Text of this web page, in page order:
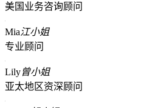
美国业务咨询顾问
Mia江小姐
专业顾问
Lily曾小姐
亚太地区资深顾问